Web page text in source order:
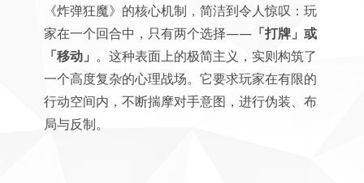
《炸弹狂魔》的核心机制，简洁到令人惊叹：玩
家在一个回合中，只有两个选择——「打牌」或
「移动」 。这种表面上的极简主义，实则构筑了
一个高度复杂的心理战场。它要求玩家在有限的
行动空间内，不断揣摩对手意图，进行伪装、布
局与反制。